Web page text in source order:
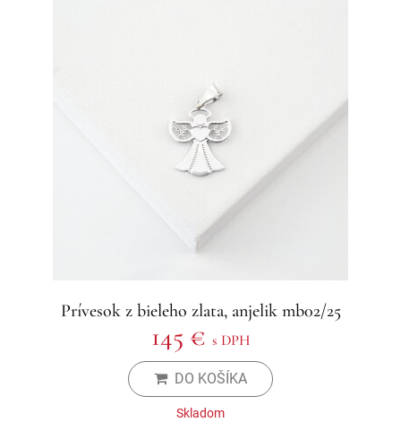
Prívesok z bieleho zlata, anjelik mb02/25
145 € s DPH
DO KOŠÍKA
Skladom